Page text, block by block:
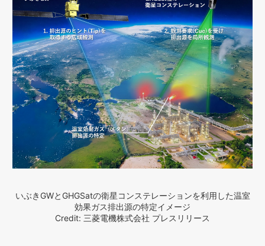
いぶきGWとGHGSatの衛星コンステレーションを利用した温室
効果ガス排出源の特定イメージ
Credit: 三菱電機株式会社 プレスリリース